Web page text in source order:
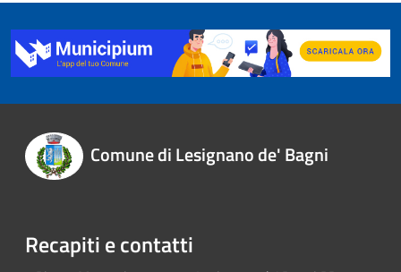
Comune di Lesignano de' Bagni
Recapiti e contatti